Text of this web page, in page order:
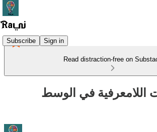
Subscribe Sign in
Read distraction-free on
اللامعرفية في الوسط